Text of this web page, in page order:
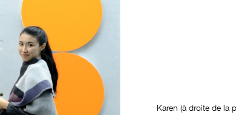
Karen (à droite de la